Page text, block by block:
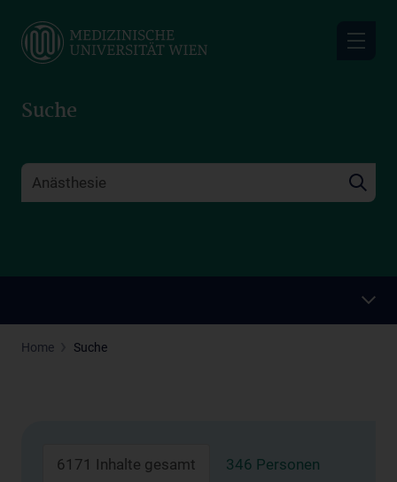
main
Suche
Home Suche
6171 Inhalte gesamt 346 Personen